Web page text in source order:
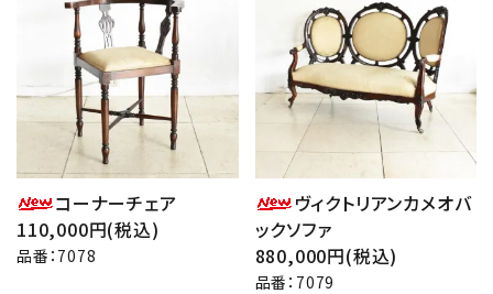
コーナーチェア
110,000円(税込)
品番：7078
ヴィクトリアンカメオバ
ックソファ
880,000円(税込)
品番：7079